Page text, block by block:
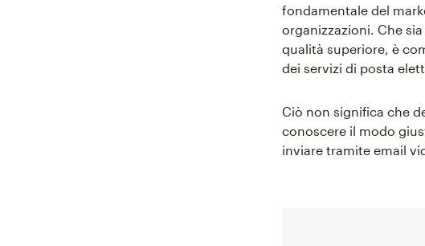
fondamentale del
organizzazioni. Che
qualità superiore, è
dei servizi di posta
Ciò non significa che
conoscere il modo
inviare tramite email